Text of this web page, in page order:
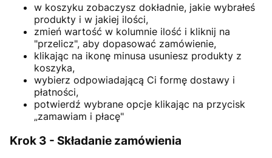
w koszyku zobaczysz dokładnie, jakie wybrałeś
produkty i w jakiej ilości,
zmień wartość w kolumnie ilość i kliknij na
"przelicz", aby dopasować zamówienie,
klikając na ikonę minusa usuniesz produkty z
koszyka,
wybierz odpowiadającą Ci formę dostawy i
płatności,
potwierdź wybrane opcje klikając na przycisk
„zamawiam i płacę"
Krok 3 - Składanie zamówienia